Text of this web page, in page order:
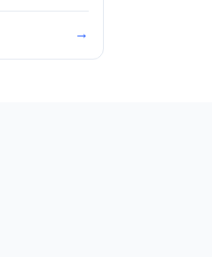
feststellbar),
/ 123 x 123
mm sowie
→